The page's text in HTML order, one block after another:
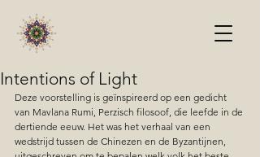
Intentions of Light
Deze voorstelling is geïnspireerd op een gedicht
van Mavlana Rumi, Perzisch filosoof, die leefde in de
dertiende eeuw. Het was het verhaal van een
wedstrijd tussen de Chinezen en de Byzantijnen,